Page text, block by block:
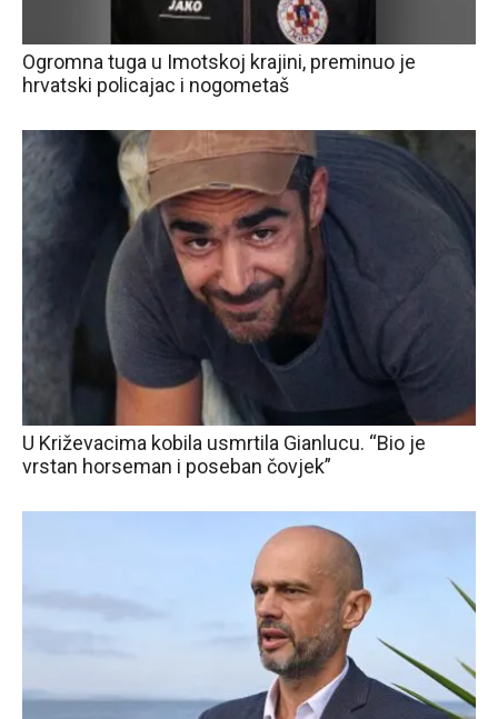
Ogromna tuga u Imotskoj krajini, preminuo je
hrvatski policajac i nogometaš
U Križevacima kobila usmrtila Gianlucu. “Bio je
vrstan horseman i poseban čovjek”